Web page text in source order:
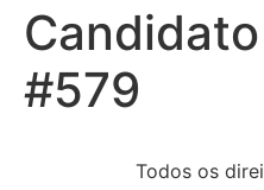
#579
Todos os